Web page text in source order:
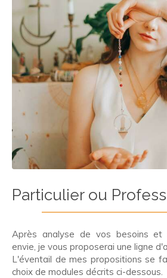
Particulier ou
Après analyse de vos besoins et
envie, je vous proposerai une ligne
L'éventail de mes propositions se
choix de modules décrits ci-dessous.